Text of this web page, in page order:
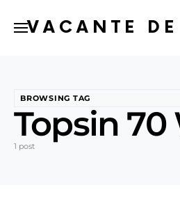
VACANTE
BROWSING TAG
Topsin 70
1 post